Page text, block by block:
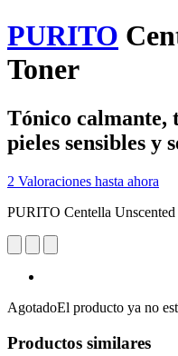
PURITO
Toner
Tónico calmante,
pieles sensibles y
2 Valoraciones hasta ahora
PURITO Centella Unscented
AgotadoEl producto ya no
Productos similares